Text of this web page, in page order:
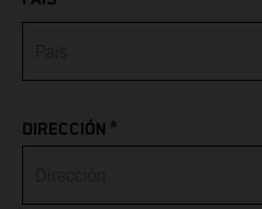
DIRECCIÓN *